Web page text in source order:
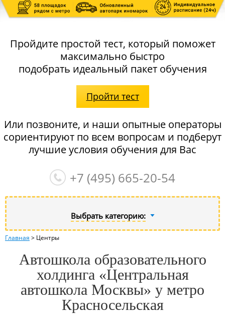
Пройдите простой тест, который поможет
максимально быстро
подобрать идеальный пакет обучения
Пройти тест
Или позвоните, и наши опытные операторы
сориентируют по всем вопросам и подберут
лучшие условия обучения для Вас
+7 (495) 665-20-54
Выбрать категорию:
Главная > Центры
Автошкола образовательного
холдинга «Центральная
автошкола Москвы» у метро
Красносельская